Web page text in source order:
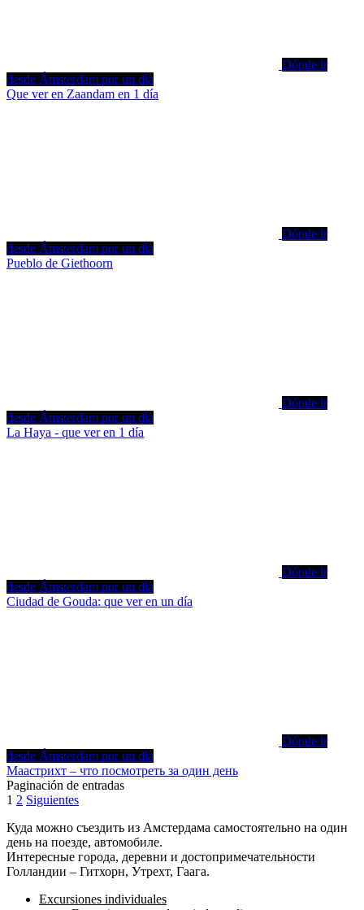
Dónde ir
desde Ámsterdam por un día
Que ver en Zaandam en 1 día
Dónde ir
desde Ámsterdam por un día
Pueblo de Giethoorn
Dónde ir
desde Ámsterdam por un día
La Haya - que ver en 1 día
Dónde ir
desde Ámsterdam por un día
Ciudad de Gouda: que ver en un día
Dónde ir
desde Ámsterdam por un día
Маастрихт – что посмотреть за один день
Paginación de entradas
1 2 Siguientes
Куда можно съездить из Амстердама самостоятельно на один
день на поезде, автомобиле.
Интересные города, деревни и достопримечательности
Голландии – Гитхорн, Утрехт, Гаага.
Excursiones individuales